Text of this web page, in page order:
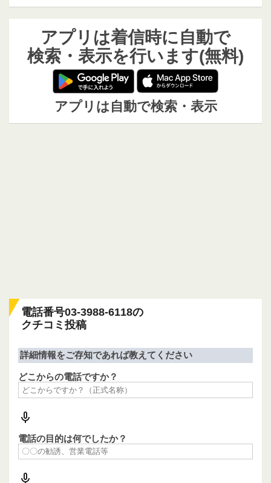
アプリは着信時に自動で
検索・表示を行います(無料)
アプリは自動で検索・表示
電話番号03-3988-6118の
クチコミ投稿
詳細情報をご存知であれば教えてください
どこからの電話ですか？
電話の目的は何でしたか？